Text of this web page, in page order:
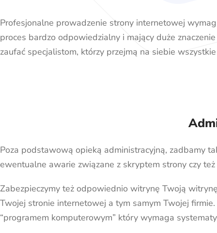
Profesjonalne prowadzenie strony internetowej
proces bardzo odpowiedzialny i mający duże
zaufać specjalistom, którzy przejmą na siebie
Poza podstawową opieką administracyjną, zadbamy
ewentualne awarie związane z skryptem strony czy
Zabezpieczymy też odpowiednio witrynę Twoją
Twojej stronie internetowej a tym samym Twojej
“programem komputerowym” który wymaga